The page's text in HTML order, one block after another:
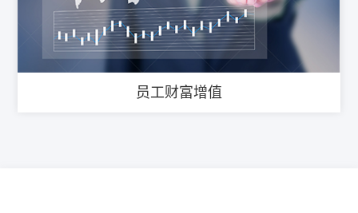
员工财富增值